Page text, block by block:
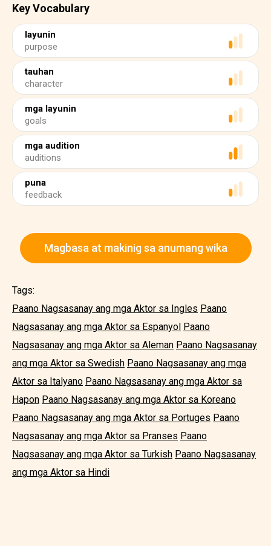
Key Vocabulary
layunin
purpose
tauhan
character
mga layunin
goals
mga audition
auditions
puna
feedback
Magbasa at makinig sa anumang wika
Tags:
Paano Nagsasanay ang mga Aktor sa Ingles Paano
Nagsasanay ang mga Aktor sa Espanyol Paano
Nagsasanay ang mga Aktor sa Aleman Paano Nagsasanay
ang mga Aktor sa Swedish Paano Nagsasanay ang mga
Aktor sa Italyano Paano Nagsasanay ang mga Aktor sa
Hapon Paano Nagsasanay ang mga Aktor sa Koreano
Paano Nagsasanay ang mga Aktor sa Portuges Paano
Nagsasanay ang mga Aktor sa Pranses Paano
Nagsasanay ang mga Aktor sa Turkish Paano Nagsasanay
ang mga Aktor sa Hindi